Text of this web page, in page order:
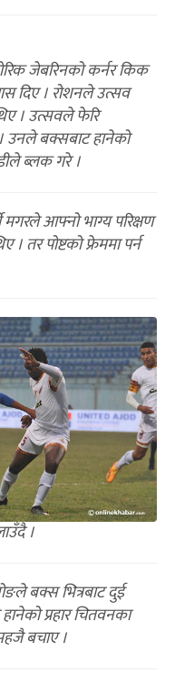
जेबरिनको कर्नर किक
दिए । रोशनले उत्सव
। उत्सवले फेरि
उनले बक्सबाट हानेको
ब्लक गरे ।
आफ्नो भाग्य परिक्षण
तर पोष्टको फ्रेममा पर्न
।
बक्स भित्रबाट दुई
प्रहार चितवनका
बचाए ।